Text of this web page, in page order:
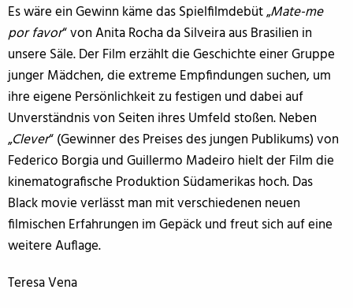
Es wäre ein Gewinn käme das Spielfilmdebüt „Mate-me
por favor“ von Anita Rocha da Silveira aus Brasilien in
unsere Säle. Der Film erzählt die Geschichte einer Gruppe
junger Mädchen, die extreme Empfindungen suchen, um
ihre eigene Persönlichkeit zu festigen und dabei auf
Unverständnis von Seiten ihres Umfeld stoßen. Neben
„Clever“ (Gewinner des Preises des jungen Publikums) von
Federico Borgia und Guillermo Madeiro hielt der Film die
kinematografische Produktion Südamerikas hoch. Das
Black movie verlässt man mit verschiedenen neuen
filmischen Erfahrungen im Gepäck und freut sich auf eine
weitere Auflage.
Teresa Vena